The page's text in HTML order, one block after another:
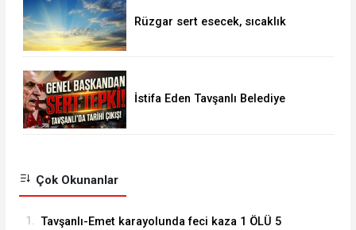
Rüzgar sert esecek, sıcaklık
İstifa Eden Tavşanlı Belediye
Çok Okunanlar
1. Tavşanlı-Emet karayolunda feci kaza 1 ÖLÜ 5